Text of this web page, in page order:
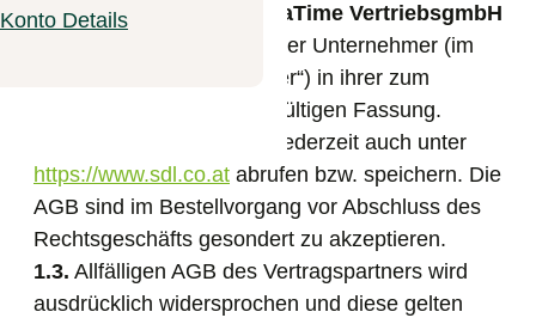
Konto Details
Kaufverträge zwischen
TeaTime VertriebsgmbH
und einem Verbraucher oder Unternehmer (im
Folgenden „Vertragspartner“) in ihrer zum
Zeitpunkt der Bestellung gültigen Fassung.
Die AGB können Sie jederzeit auch unter
https://www.sdl.co.at abrufen bzw. speichern. Die
AGB sind im Bestellvorgang vor Abschluss des
Rechtsgeschäfts gesondert zu akzeptieren.
1.3. Allfälligen AGB des Vertragspartners wird
ausdrücklich widersprochen und diese gelten